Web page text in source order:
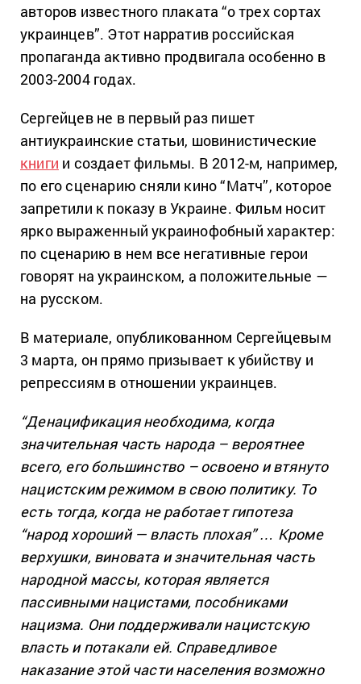
авторов известного плаката “о трех сортах
украинцев”. Этот нарратив российская
пропаганда активно продвигала особенно в
2003-2004 годах.
Сергейцев не в первый раз пишет
антиукраинские статьи, шовинистические
книги и создает фильмы. В 2012-м, например,
по его сценарию сняли кино “Матч”, которое
запретили к показу в Украине. Фильм носит
ярко выраженный украинофобный характер:
по сценарию в нем все негативные герои
говорят на украинском, а положительные —
на русском.
В материале, опубликованном Сергейцевым
3 марта, он прямо призывает к убийству и
репрессиям в отношении украинцев.
“Денацификация необходима, когда
значительная часть народа – вероятнее
всего, его большинство – освоено и втянуто
нацистским режимом в свою политику. То
есть тогда, когда не работает гипотеза
“народ хороший — власть плохая” … Кроме
верхушки, виновата и значительная часть
народной массы, которая является
пассивными нацистами, пособниками
нацизма. Они поддерживали нацистскую
власть и потакали ей. Справедливое
наказание этой части населения возможно